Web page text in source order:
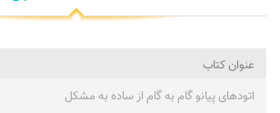
عنوان کتاب
اتودهای پیانو گام به گام از ساده به مشکل